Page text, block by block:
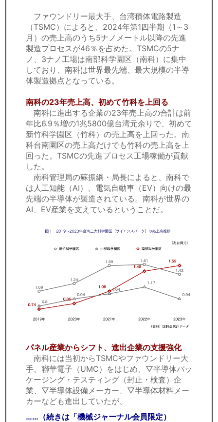
ファウンドリー最大手、台湾積体電路製造
（TSMC）によると、2024年第1四半期（1～3
月）の売上高のうち5ナノメートル以降の先進
製造プロセスが46％を占めた。TSMCの5ナ
ノ、3ナノ工場は南部科学園区（南科）に集中
しており、南科は世界最先端、最大規模の半導
体製造拠点となっている。
南科の23年売上高、初めて竹科を上回る
南科に進出する企業の23年売上高の合計は前
年比6.9％増の1兆5800億台湾元余りで、初めて
新竹科学園区（竹科）の売上高を上回った。南
科台南園区の売上高だけでも竹科の売上高を上
回った。TSMCの先進プロセス工場稼働が貢献
した。
南科管理局の蘇振綱・局長によると、南科で
は人工知能（AI）、電気自動車（EV）向けの最
先端の半導体が製造されている。南科が世界の
AI、EV産業を支えているということだ。
パネル産業からシフト、進出企業の支援強化
南科には当初からTSMCやファウンドリー大
手、聯華電子（UMC）をはじめ、▽半導体パッ
ケージング・テスティング（封止・検査）企
業、▽半導体設備メーカー、▽半導体材料メー
カーなども進出していたが、
……（続きは「機械ジャーナル会員限定）